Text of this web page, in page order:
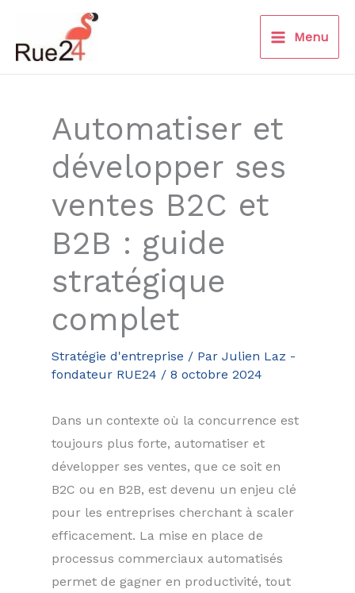
contenu
Menu
Automatiser et
développer ses
ventes B2C et
B2B : guide
stratégique
complet
Stratégie d'entreprise / Par Julien Laz -
fondateur RUE24 / 8 octobre 2024
Dans un contexte où la concurrence est
toujours plus forte, automatiser et
développer ses ventes, que ce soit en
B2C ou en B2B, est devenu un enjeu clé
pour les entreprises cherchant à scaler
efficacement. La mise en place de
processus commerciaux automatisés
permet de gagner en productivité, tout